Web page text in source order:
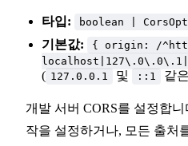
타입: boolean |
기본값:
{ origin: /
( 127.0.0.1 및 ::1 같
개발 서버 CORS를 설정합니
작을 설정하거나, 모든 출처